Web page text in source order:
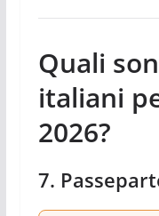
Quali
italiani
2026?
7.